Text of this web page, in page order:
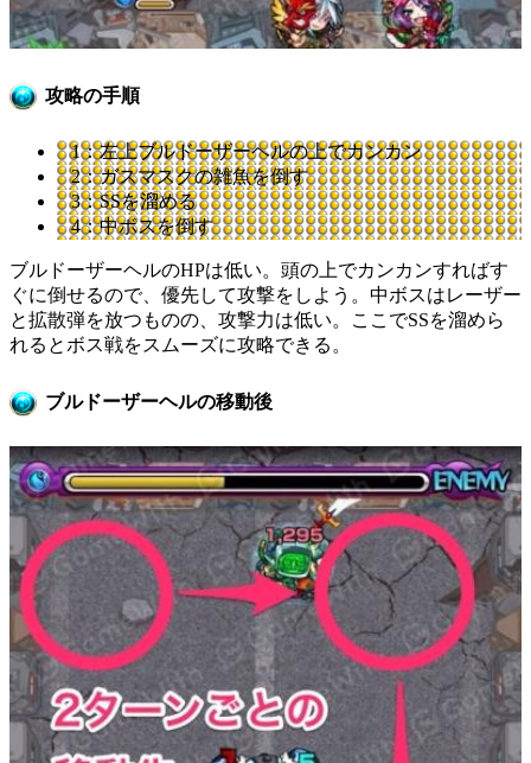
攻略の手順
1：左上ブルドーザーヘルの上でカンカン
2：ガスマスクの雑魚を倒す
3：SSを溜める
4：中ボスを倒す
ブルドーザーヘルのHPは低い。頭の上でカンカンすればす
ぐに倒せるので、優先して攻撃をしよう。中ボスはレーザー
と拡散弾を放つものの、攻撃力は低い。ここでSSを溜めら
れるとボス戦をスムーズに攻略できる。
ブルドーザーヘルの移動後